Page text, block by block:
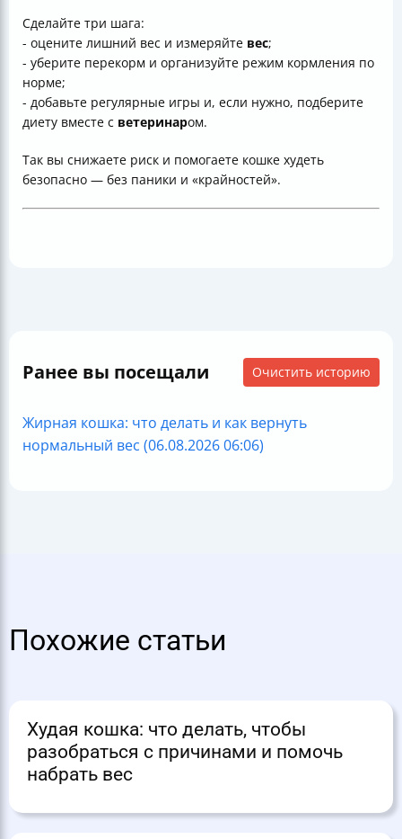
Сделайте три шага:
- оцените лишний вес и измеряйте вес;
- уберите перекорм и организуйте режим кормления по
норме;
- добавьте регулярные игры и, если нужно, подберите
диету вместе с ветеринаром.
Так вы снижаете риск и помогаете кошке худеть
безопасно — без паники и «крайностей».
Ранее вы посещали Очистить историю
Жирная кошка: что делать и как вернуть
нормальный вес (06.08.2026 06:06)
Похожие статьи
Худая кошка: что делать, чтобы
разобраться с причинами и помочь
набрать вес